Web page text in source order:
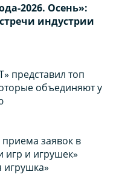
2026. Осень»:
индустрии
представил топ
объединяют у
заявок в
и игрушек»
игрушка»